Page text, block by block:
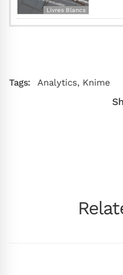
Livres Blancs
Tags: Analytics, Knime